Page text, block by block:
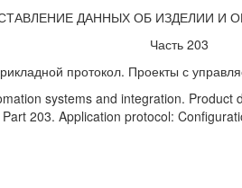
ДАННЫХ ОБ ИЗДЕЛИИ И
Часть 203
протокол. Проекты с
systems and integration. Product
Part 203. Application protocol: